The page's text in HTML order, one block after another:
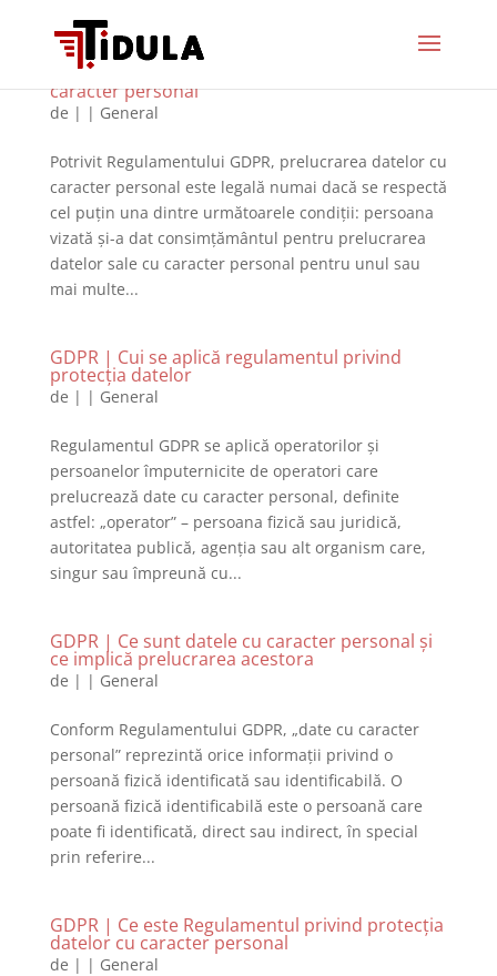
GDPR | Când este legală prelucrarea datelor cu
caracter personal
de | | General
Potrivit Regulamentului GDPR, prelucrarea datelor cu
caracter personal este legală numai dacă se respectă
cel puțin una dintre următoarele condiții: persoana
vizată și-a dat consimțământul pentru prelucrarea
datelor sale cu caracter personal pentru unul sau
mai multe...
GDPR | Cui se aplică regulamentul privind
protecția datelor
de | | General
Regulamentul GDPR se aplică operatorilor și
persoanelor împuternicite de operatori care
prelucrează date cu caracter personal, definite
astfel: „operator” – persoana fizică sau juridică,
autoritatea publică, agenția sau alt organism care,
singur sau împreună cu...
GDPR | Ce sunt datele cu caracter personal și
ce implică prelucrarea acestora
de | | General
Conform Regulamentului GDPR, „date cu caracter
personal” reprezintă orice informații privind o
persoană fizică identificată sau identificabilă. O
persoană fizică identificabilă este o persoană care
poate fi identificată, direct sau indirect, în special
prin referire...
GDPR | Ce este Regulamentul privind protecția
datelor cu caracter personal
de | | General